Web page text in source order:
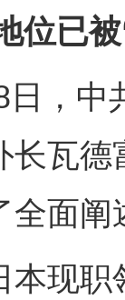
已被
中
长瓦
全面阐
现职